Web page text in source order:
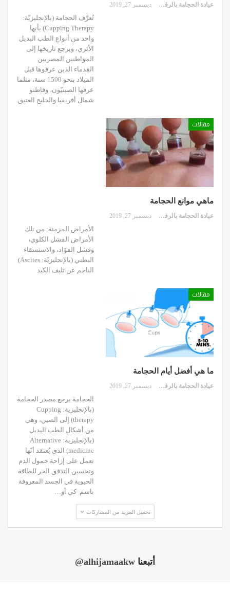
عيادة الحجامة بالرقعي ديسمبر 27, 2019
تُعرَّف الحجامة (بالإنجليزيّة:
Cupping Therapy) بأنها
واحد من أنواع الطب البديل
الأثري، ويرجع تاريخها إلى
المواطنين المصريين
القدماء الذين عرفوها قبل
الميلاد بنحو 1500 سنة، مثلما
عرفها الصينيّون، وقاطنو
شمال أفريقيا والخليج العتيق.
مقالات
ماهي موانع الحجامة
عيادة الحجامة بالرقعي ديسمبر 27, 2019
الأمراض المزمنة: من تلك
الأمراض الفشل الكلوي،
وفشل الفؤاد، والاستسقاء
البطني (بالإنجليزيّة: Ascites)
الناجم عن تليف الكبد
مقالات
ما هي أفضل أيام الحجامة
عيادة الحجامة بالرقعي ديسمبر 27, 2019
الحجامة يرجع مصدر الحجامة
(بالإنجليزية: Cupping
therapy) إلى الصين، وهي
من أشكال الطب البديل
(بالإنجليزية: Alternative
medicine) الذي يُعتقد أنّها
تعمل على إزاحة خمول الدم
وتحسين التدفق الحر للطاقة
الحيوية في الجسد المعروفة
باسم كي أو…
تحميل المزيد من المشاركات
أتبعنا @alhijamaakw